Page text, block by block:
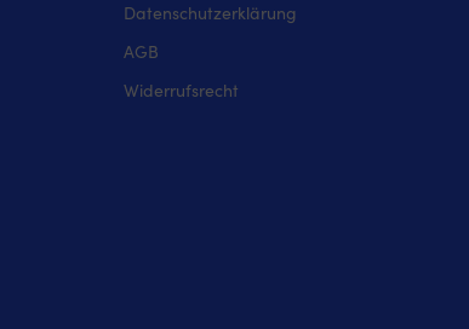
Datenschutzerklärung
AGB
Widerrufsrecht